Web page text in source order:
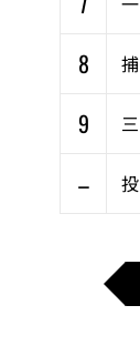
8
捕
9
三
–
投